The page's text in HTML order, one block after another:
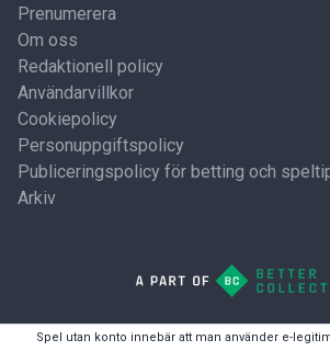
Prenumerera
Om oss
Redaktionell policy
Användarvillkor
Cookiepolicy
Personuppgiftspolicy
Publiceringspolicy för betting och
Arkiv
Spel utan konto innebär att man använder e-